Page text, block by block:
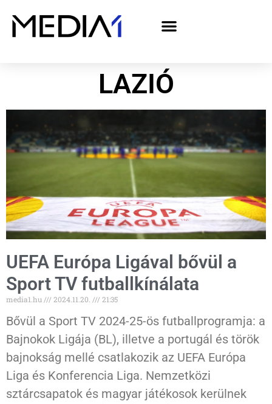
LAZIÓ
UEFA Európa Ligával bővül a
Sport TV futballkínálata
media1.hu 2024.11.20. 21:35
Bővül a Sport TV 2024-25-ös futballprogramja: a
Bajnokok Ligája (BL), illetve a portugál és török
bajnokság mellé csatlakozik az UEFA Európa
Liga és Konferencia Liga. Nemzetközi
sztárcsapatok és magyar játékosok kerülnek